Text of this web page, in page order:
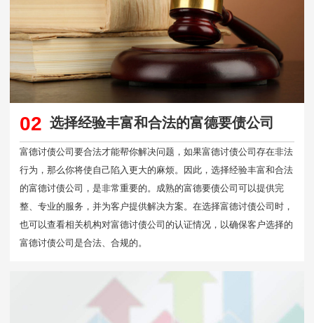
02 选择经验丰富和合法的富德要债公司
富德讨债公司要合法才能帮你解决问题，如果富德讨债公司存在非法
行为，那么你将使自己陷入更大的麻烦。因此，选择经验丰富和合法
的富德讨债公司，是非常重要的。成熟的富德要债公司可以提供完
整、专业的服务，并为客户提供解决方案。在选择富德讨债公司时，
也可以查看相关机构对富德讨债公司的认证情况，以确保客户选择的
富德讨债公司是合法、合规的。